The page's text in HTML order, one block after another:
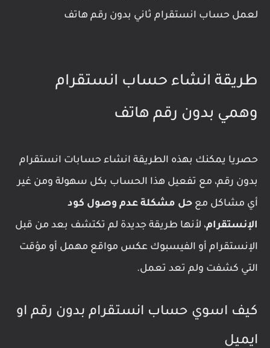
لعمل حساب انستقرام ثاني بدون رقم هاتف
طريقة انشاء حساب انستقرام
وهمي بدون رقم هاتف
حصريا يمكنك بهذه الطريقة انشاء حسابات انستقرام
بدون رقم، مع تفعيل هذا الحساب بكل سهولة ومن غير
أي مشاكل مع حل مشكلة عدم وصول كود
الإنستقرام، لأنها طريقة جديدة لم تكتشف بعد من قبل
الإنستقرام أو الفيسبوك عكس مواقع مهمل أو مؤقت
التي كشفت ولم تعد تعمل.
كيف اسوي حساب انستقرام بدون رقم او
ايميل